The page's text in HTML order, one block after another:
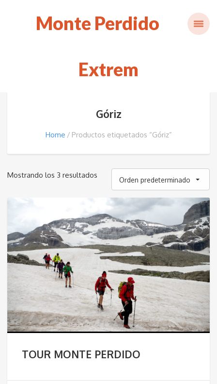
Monte Perdido
Extrem
Góriz
Home Productos etiquetados “Góriz”
Mostrando los 3 resultados
Orden predeterminado
TOUR MONTE PERDIDO